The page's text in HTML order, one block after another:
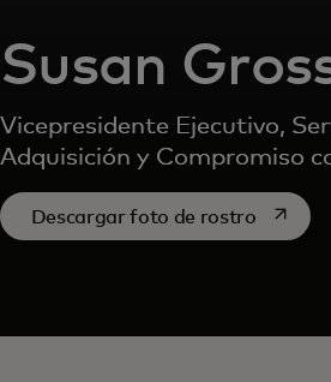
Susan
Vicepresidente Ejecutivo,
Adquisición y Compromiso
Descargar foto de rostrose abre